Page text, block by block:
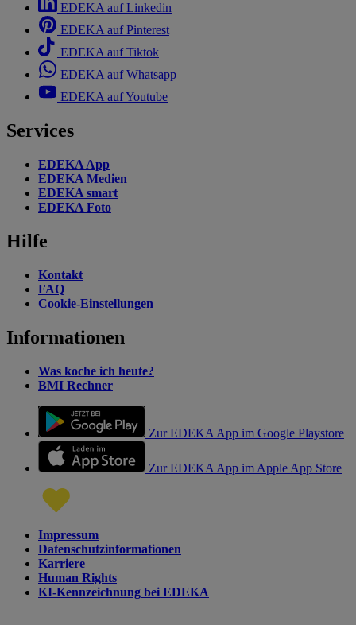
EDEKA auf Linkedin
EDEKA auf Pinterest
EDEKA auf Tiktok
EDEKA auf Whatsapp
EDEKA auf Youtube
Services
EDEKA App
EDEKA Medien
EDEKA smart
EDEKA Foto
Hilfe
Kontakt
FAQ
Cookie-Einstellungen
Informationen
Was koche ich heute?
BMI Rechner
Zur EDEKA App im Google Playstore
Zur EDEKA App im Apple App Store
Impressum
Datenschutzinformationen
Karriere
Human Rights
KI-Kennzeichnung bei EDEKA